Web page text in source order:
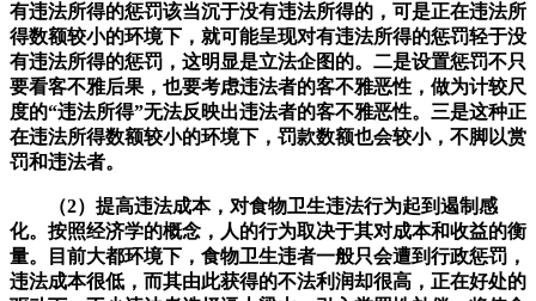
有违法所得的惩罚该当沉于没有违法所得的，可是正在违法所
得数额较小的环境下，就可能呈现对有违法所得的惩罚轻于没
有违法所得的惩罚，这明显是立法企图的。二是设置惩罚不只
要看客不雅后果，也要考虑违法者的客不雅恶性，做为计较尺
度的“违法所得”无法反映出违法者的客不雅恶性。三是这种正
在违法所得数额较小的环境下，罚款数额也会较小，不脚以赏
罚和违法者。
（2）提高违法成本，对食物卫生违法行为起到遏制感
化。按照经济学的概念，人的行为取决于其对成本和收益的衡
量。目前大都环境下，食物卫生违者一般只会遭到行政惩罚，
违法成本很低，而其由此获得的不法利润却很高，正在好处的